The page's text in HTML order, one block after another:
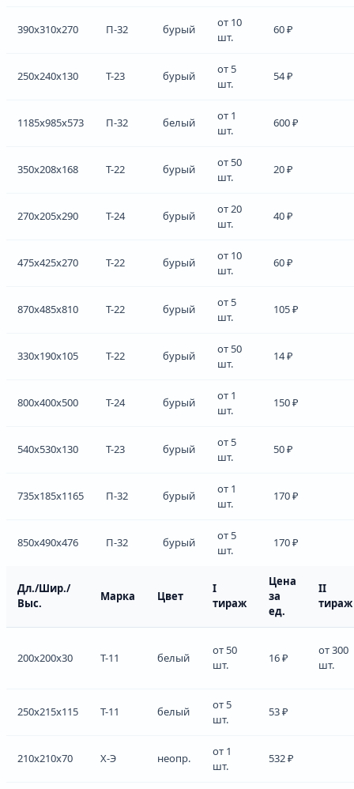
390x310x270 П-32 бурый
от 10
шт.
60 ₽
250x240x130 Т-23 бурый
от 5
шт.
54 ₽
1185x985x573 П-32 белый
от 1
шт.
600 ₽
350x208x168 Т-22 бурый
от 50
шт.
20 ₽
270x205x290 Т-24 бурый
от 20
шт.
40 ₽
475x425x270 Т-22 бурый
от 10
шт.
60 ₽
870x485x810 Т-22 бурый
от 5
шт.
105 ₽
330x190x105 Т-22 бурый
от 50
шт.
14 ₽
800x400x500 Т-24 бурый
от 1
шт.
150 ₽
540x530x130 Т-23 бурый
от 5
шт.
50 ₽
735x185x1165 П-32 бурый
от 1
шт.
170 ₽
850x490x476 П-32 бурый
от 5
шт.
170 ₽
Дл./Шир./
Выс.
Марка Цвет
I
тираж
Цена
за
ед.
II
тираж
200x200x30 Т-11 белый
от 50
шт.
16 ₽
от 300
шт.
250x215x115 Т-11 белый
от 5
шт.
53 ₽
210x210x70 Х-Э неопр.
от 1
шт.
532 ₽